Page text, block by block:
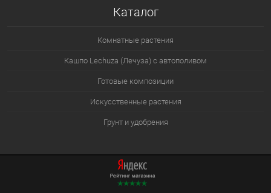
Каталог
Комнатные растения
Кашпо Lechuza (Лечуза) с автополивом
Готовые композиции
Искусственные растения
Грунт и удобрения